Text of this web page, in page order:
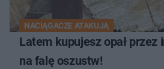
NACIĄGACZE ATAKUJĄ
Latem kupujesz opał przez
na falę oszustw!